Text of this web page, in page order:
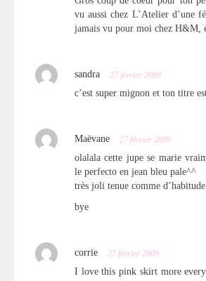
vu aussi chez L’Atelier d’une
jamais vu pour moi chez H&M,
sandra 27 février 2009
c’est super mignon et ton titre
Maëvane 27 février 2009
olalala cette jupe se marie
le perfecto en jean bleu pale^^
très joli tenue comme
bye
corrie 27 février 2009
I love this pink skirt more